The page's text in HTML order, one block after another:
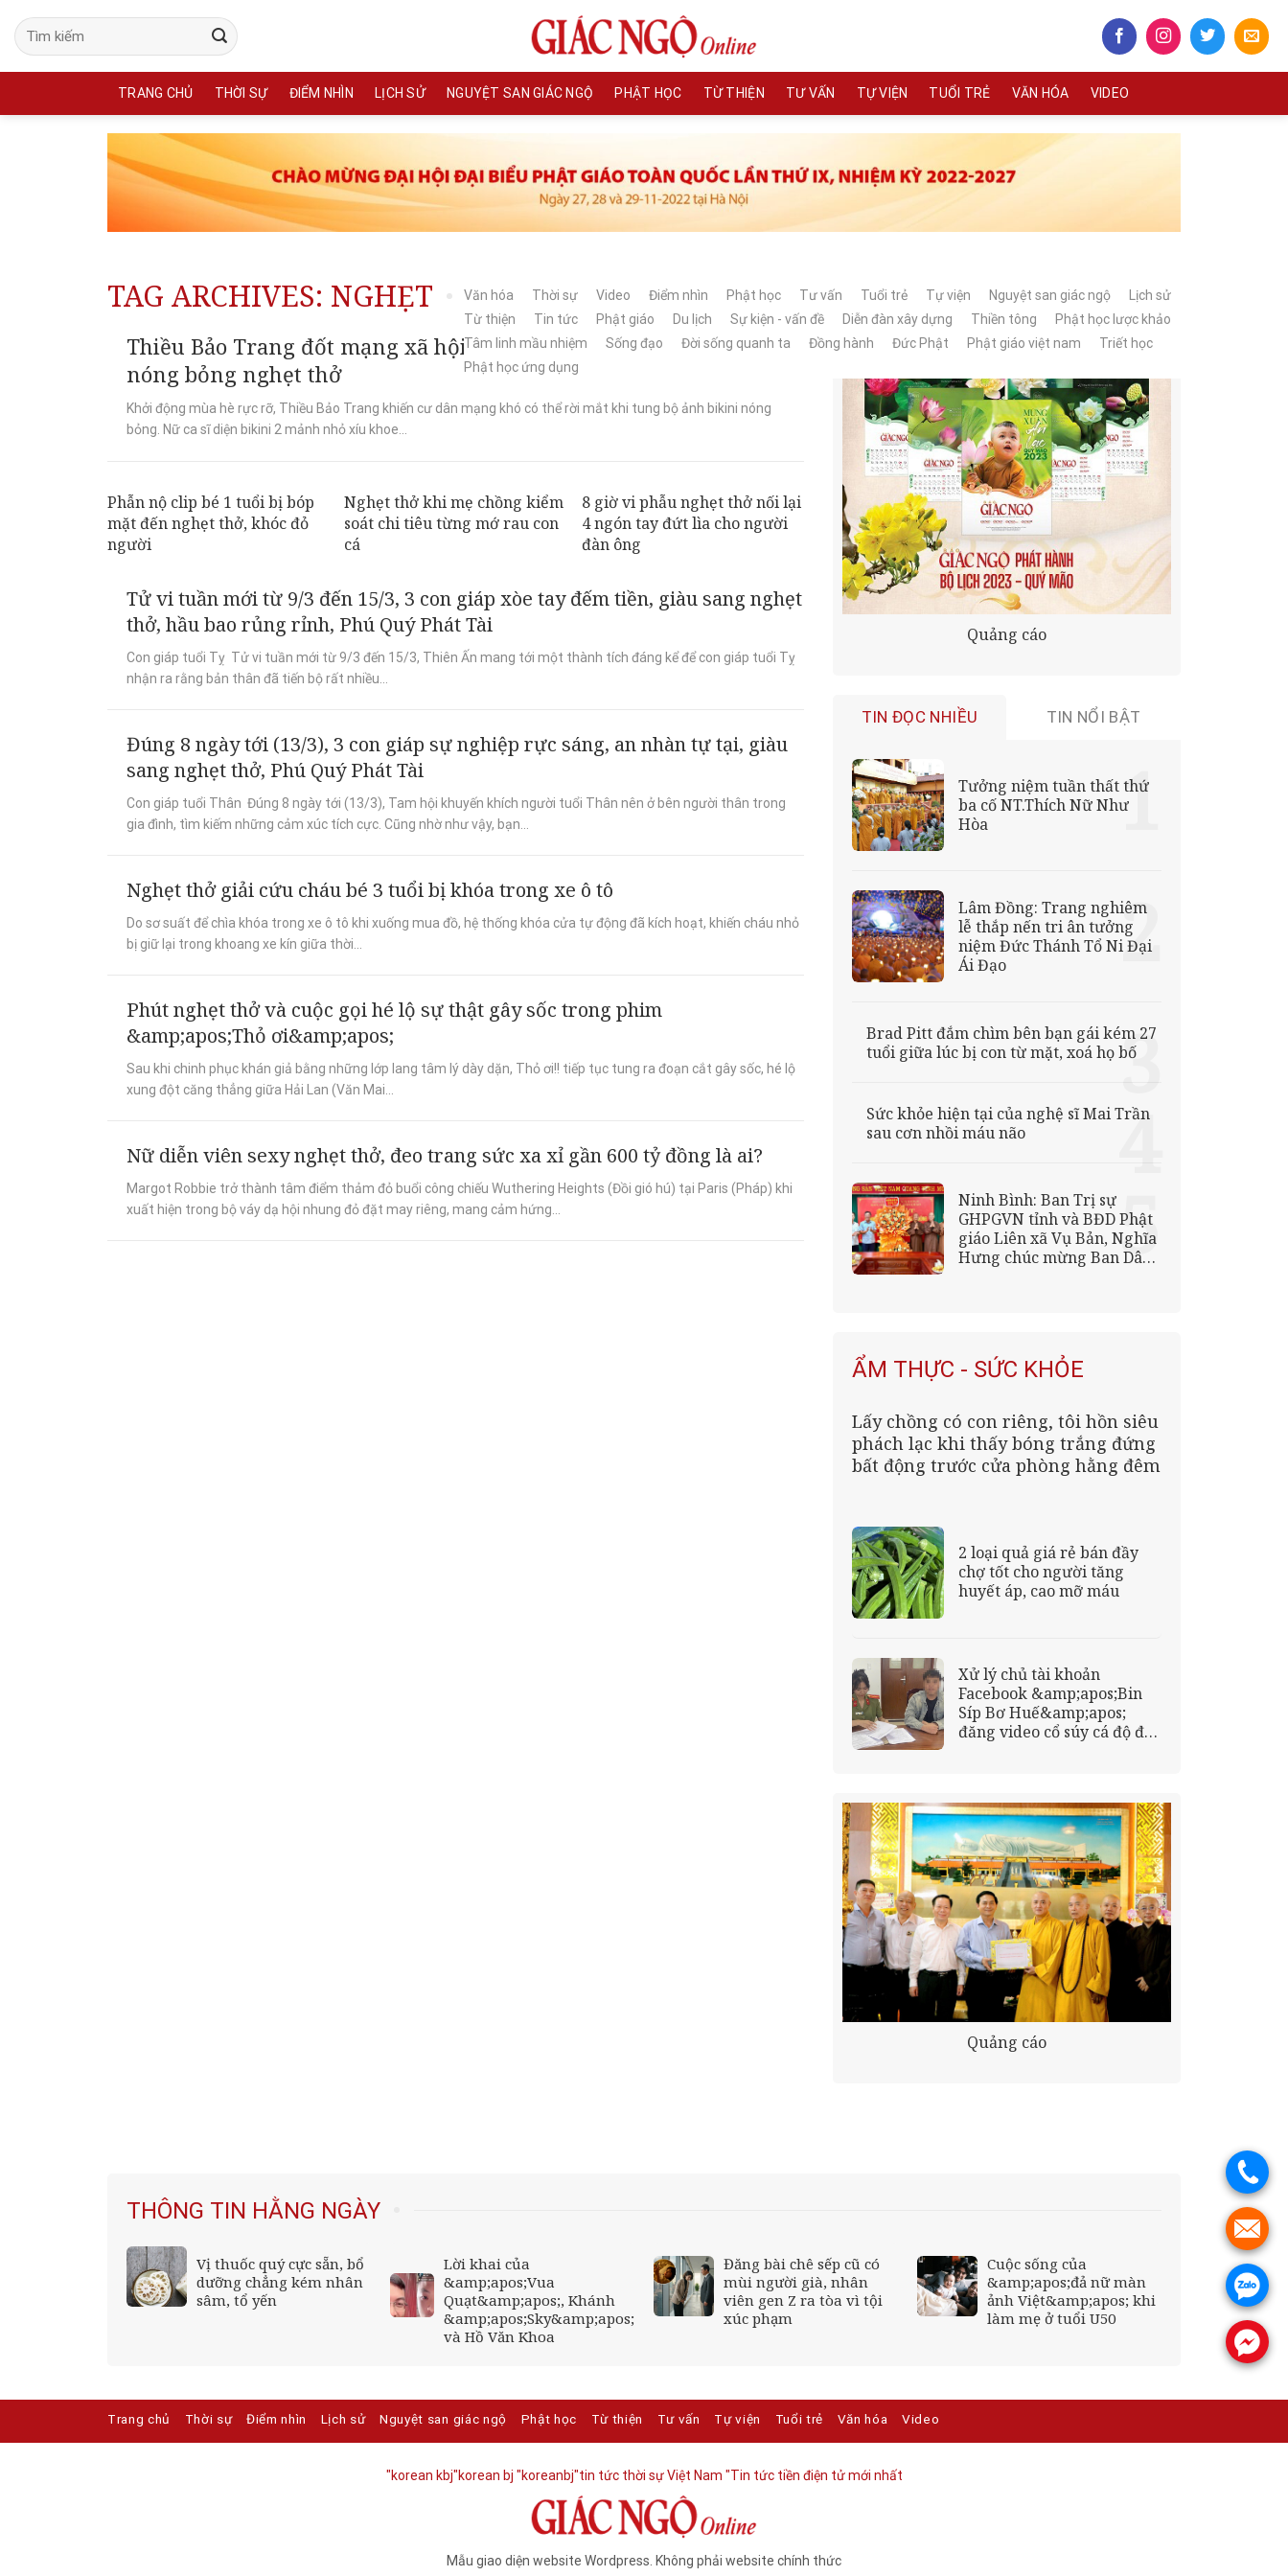
content
TRANG CHỦ THỜI SỰ ĐIỂM NHÌN LỊCH SỬ NGUYỆT SAN GIÁC NGỘ PHẬT HỌC TỪ THIỆN TƯ VẤN TỰ VIỆN TUỔI TRẺ VĂN HÓA VIDEO
TAG ARCHIVES: NGHẸT Văn hóa Thời sự Video Điểm nhìn Phật học Tư vấn Tuổi trẻ Tự viện Nguyệt san giác ngộ
Lịch sử
Từ thiện
Tin tức Phật giáo Du lịch Sự kiện - vấn đề Diễn đàn xây dựng Thiền tông
Phật học lược khảo
Tâm linh mầu nhiệm
Sống đạo Đời sống quanh ta Đồng hành Đức Phật Phật giáo việt nam
Triết học
Phật học ứng dụng
Thiều Bảo Trang đốt mạng xã hội với bộ ảnh bikini táo bạo, body
nóng bỏng nghẹt thở
Khởi động mùa hè rực rỡ, Thiều Bảo Trang khiến cư dân mạng khó có thể rời mắt khi tung bộ ảnh bikini nóng
bỏng. Nữ ca sĩ diện bikini 2 mảnh nhỏ xíu khoe...
Phẫn nộ clip bé 1 tuổi bị bóp
mặt đến nghẹt thở, khóc đỏ
người
Nghẹt thở khi mẹ chồng kiểm
soát chi tiêu từng mớ rau con
cá
8 giờ vi phẫu nghẹt thở nối lại
4 ngón tay đứt lìa cho người
đàn ông
Tử vi tuần mới từ 9/3 đến 15/3, 3 con giáp xòe tay đếm tiền, giàu sang nghẹt
thở, hầu bao rủng rỉnh, Phú Quý Phát Tài
Con giáp tuổi Tỵ Tử vi tuần mới từ 9/3 đến 15/3, Thiên Ấn mang tới một thành tích đáng kể để con giáp tuổi Tỵ
nhận ra rằng bản thân đã tiến bộ rất nhiều...
Đúng 8 ngày tới (13/3), 3 con giáp sự nghiệp rực sáng, an nhàn tự tại, giàu
sang nghẹt thở, Phú Quý Phát Tài
Con giáp tuổi Thân Đúng 8 ngày tới (13/3), Tam hội khuyến khích người tuổi Thân nên ở bên người thân trong
gia đình, tìm kiếm những cảm xúc tích cực. Cũng nhờ như vậy, bạn...
Nghẹt thở giải cứu cháu bé 3 tuổi bị khóa trong xe ô tô
Do sơ suất để chìa khóa trong xe ô tô khi xuống mua đồ, hệ thống khóa cửa tự động đã kích hoạt, khiến cháu nhỏ
bị giữ lại trong khoang xe kín giữa thời...
Phút nghẹt thở và cuộc gọi hé lộ sự thật gây sốc trong phim
&amp;apos;Thỏ ơi&amp;apos;
Sau khi chinh phục khán giả bằng những lớp lang tâm lý dày dặn, Thỏ ơi!! tiếp tục tung ra đoạn cắt gây sốc, hé lộ
xung đột căng thẳng giữa Hải Lan (Văn Mai...
Nữ diễn viên sexy nghẹt thở, đeo trang sức xa xỉ gần 600 tỷ đồng là ai?
Margot Robbie trở thành tâm điểm thảm đỏ buổi công chiếu Wuthering Heights (Đồi gió hú) tại Paris (Pháp) khi
xuất hiện trong bộ váy dạ hội nhung đỏ đặt may riêng, mang cảm hứng...
Quảng cáo
TIN ĐỌC NHIỀU TIN NỔI BẬT
Tưởng niệm tuần thất thứ
ba cố NT.Thích Nữ Như
Hòa
Lâm Đồng: Trang nghiêm
lễ thắp nến tri ân tưởng
niệm Đức Thánh Tổ Ni Đại
Ái Đạo
Brad Pitt đắm chìm bên bạn gái kém 27
tuổi giữa lúc bị con từ mặt, xoá họ bố
Sức khỏe hiện tại của nghệ sĩ Mai Trần
sau cơn nhồi máu não
Ninh Bình: Ban Trị sự
GHPGVN tỉnh và BĐD Phật
giáo Liên xã Vụ Bản, Nghĩa
Hưng chúc mừng Ban Dân
ẨM THỰC - SỨC KHỎE
Lấy chồng có con riêng, tôi hồn siêu
phách lạc khi thấy bóng trắng đứng
bất động trước cửa phòng hằng đêm
2 loại quả giá rẻ bán đầy
chợ tốt cho người tăng
huyết áp, cao mỡ máu
Xử lý chủ tài khoản
Facebook &amp;apos;Bin
Síp Bơ Huế&amp;apos;
đăng video cổ súy cá độ đá
Quảng cáo
THÔNG TIN HẰNG NGÀY
Vị thuốc quý cực sẵn, bổ
dưỡng chẳng kém nhân
sâm, tổ yến
Lời khai của
&amp;apos;Vua
Quạt&amp;apos;, Khánh
&amp;apos;Sky&amp;apos;
và Hồ Văn Khoa
Đăng bài chê sếp cũ có
mùi người già, nhân
viên gen Z ra tòa vì tội
xúc phạm
Cuộc sống của
&amp;apos;đả nữ màn
ảnh Việt&amp;apos; khi
làm mẹ ở tuổi U50
Trang chủ Thời sự Điểm nhìn Lịch sử Nguyệt san giác ngộ Phật học Từ thiện Tư vấn Tự viện Tuổi trẻ Văn hóa Video
"korean kbj​"korean bj "koreanbj​"tin tức thời sự Việt Nam "Tin tức tiền điện tử mới nhất​
Mẫu giao diện website Wordpress. Không phải website chính thức
.
.
.
.